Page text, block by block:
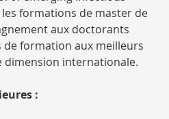
formations de master de
aux doctorants
formation aux meilleurs
dimension internationale.
: